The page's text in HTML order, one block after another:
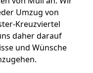
Umzug von
Kreuzviertel
daher darauf
und Wünsche